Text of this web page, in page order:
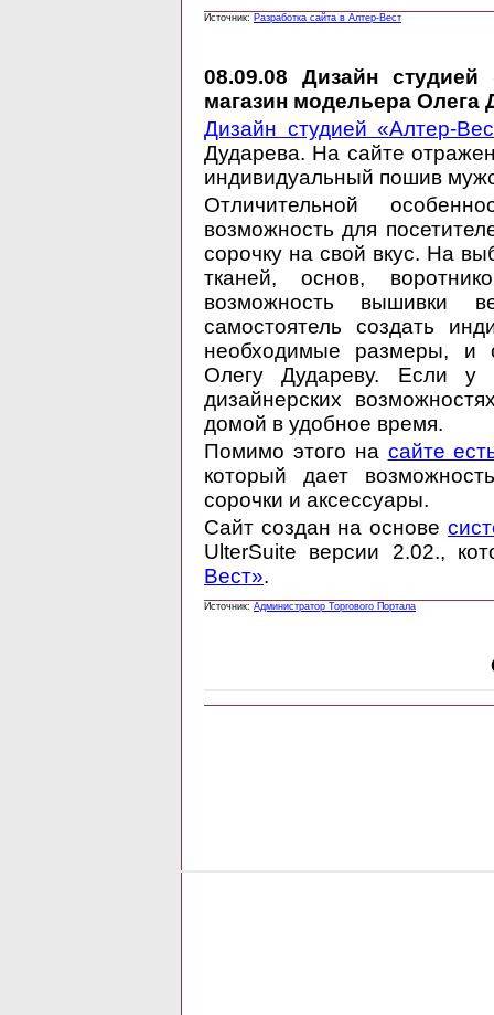
Источник: Разработка сайта в Алтер-Вест
08.09.08 Дизайн студией
магазин модельера Олега
Дизайн студией «Алтер-
Дударева. На сайте
индивидуальный пошив
Отличительной
возможность для
сорочку на свой вкус. На
тканей, основ,
возможность вышивки
самостоятель создать
необходимые размеры, и
Олегу Дудареву. Если у
дизайнерских
домой в удобное время.
Помимо этого на сайте
который дает
сорочки и аксессуары.
Сайт создан на основе
UlterSuite версии 2.02.,
Вест».
Источник: Администратор Торгового Портала